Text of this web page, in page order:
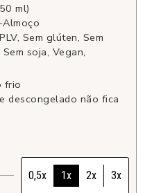
ml)
Almoço
Sem glúten, Sem
soja, Vegan,
frio
descongelado não fica
0,5x 1x 2x 3x